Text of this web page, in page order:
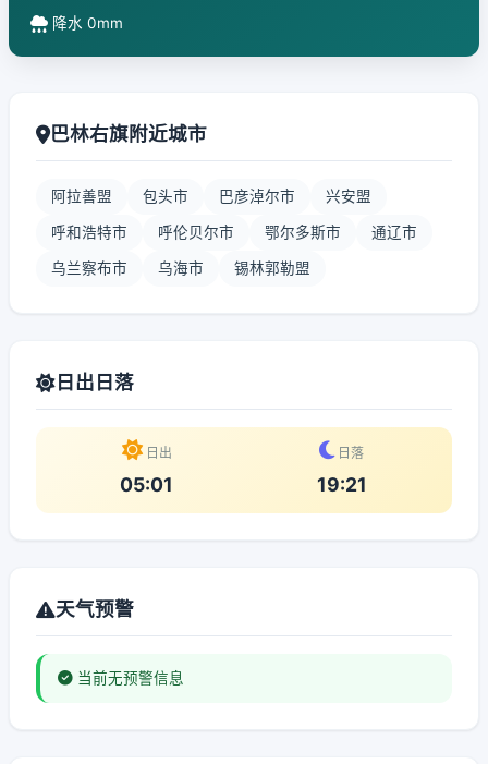
降水 0mm
巴林右旗附近城市
阿拉善盟 包头市 巴彦淖尔市 兴安盟
呼和浩特市 呼伦贝尔市 鄂尔多斯市 通辽市
乌兰察布市 乌海市 锡林郭勒盟
日出日落
日出
05:01
日落
19:21
天气预警
当前无预警信息